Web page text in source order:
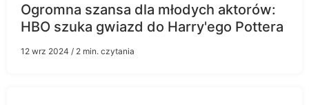
Ogromna szansa dla młodych aktorów:
HBO szuka gwiazd do Harry'ego Pottera
12 wrz 2024 / 2 min. czytania